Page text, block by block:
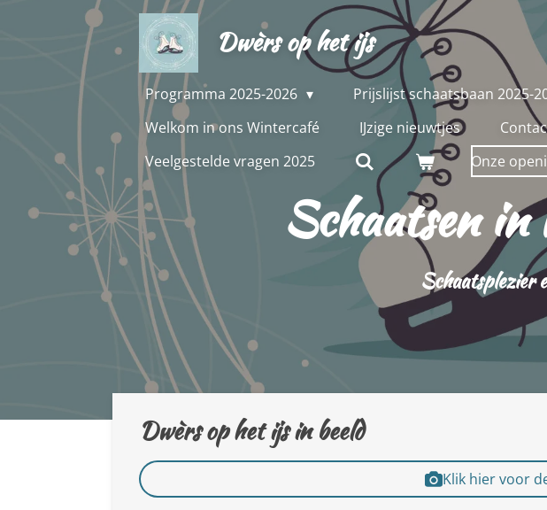
hoofdinhoud
Dwèrs op het ijs
Programma 2025-2026 Prijslijst schaatsbaan 2025-
Welkom in ons Wintercafé
IJzige nieuwtjes
Veelgestelde vragen 2025
Onze
Schaatsen
Schaatsplezier
Dwèrs op het ijs in beeld
Klik hier voor